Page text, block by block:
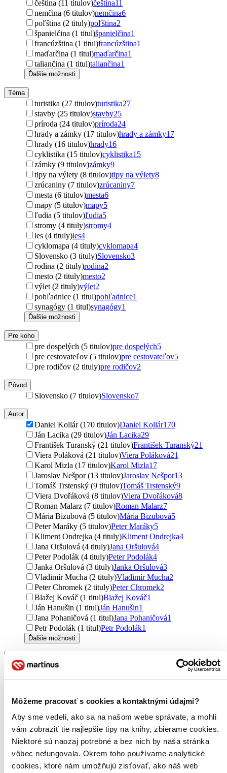
Môžeme pracovať s cookies a kontaktnými údajmi?
Aby sme vedeli, ako sa na našom webe správate, a mohli
vám zobraziť tie najlepšie tipy na knihy, zbierame cookies.
Niektoré sú naozaj potrebné a bez nich by naša stránka
vôbec nefungovala. Okrem toho používame analytické
cookies, ktoré nám umožňujú zisťovať, ako náš web
čeština (11 titulov)čeština11
nemčina (6 titulov)nemčina6
poľština (2 tituly)poľština2
španielčina (1 titul)španielčina1
francúzština (1 titul)francúzština1
maďarčina (1 titul)maďarčina1
taliančina (1 titul)taliančina1
Ďalšie možnosti
Téma
turistika (27 titulov)turistika27
stavby (25 titulov)stavby25
príroda (24 titulov)príroda24
hrady a zámky (17 titulov)hrady a zámky17
hrady (16 titulov)hrady16
cyklistika (15 titulov)cyklistika15
zámky (9 titulov)zámky9
tipy na výlety (8 titulov)tipy na výlety8
zrúcaniny (7 titulov)zrúcaniny7
mesta (6 titulov)mesta6
mapy (5 titulov)mapy5
ľudia (5 titulov)ľudia5
stromy (4 tituly)stromy4
les (4 tituly)les4
cyklomapa (4 tituly)cyklomapa4
Slovensko (3 tituly)Slovensko3
rodina (2 tituly)rodina2
mesto (2 tituly)mesto2
výlet (2 tituly)výlet2
pohľadnice (1 titul)pohľadnice1
synagógy (1 titul)synagógy1
Ďalšie možnosti
Pre koho
pre dospelých (5 titulov)pre dospelých5
pre cestovateľov (5 titulov)pre cestovateľov5
pre rodičov (2 tituly)pre rodičov2
Pôvod
Slovensko (7 titulov)Slovensko7
Autor
Daniel Kollár (170 titulov)Daniel Kollár170
Ján Lacika (29 titulov)Ján Lacika29
František Turanský (21 titulov)František Turanský21
Viera Poláková (21 titulov)Viera Poláková21
Karol Mizla (17 titulov)Karol Mizla17
Jaroslav Nešpor (13 titulov)Jaroslav Nešpor13
Tomáš Trstenský (9 titulov)Tomáš Trstenský9
Viera Dvořáková (8 titulov)Viera Dvořáková8
Roman Malarz (7 titulov)Roman Malarz7
Mária Bizubová (5 titulov)Mária Bizubová5
Peter Maráky (5 titulov)Peter Maráky5
Kliment Ondrejka (4 tituly)Kliment Ondrejka4
Jana Oršulová (4 tituly)Jana Oršulová4
Peter Podolák (4 tituly)Peter Podolák4
Janka Oršulová (3 tituly)Janka Oršulová3
Vladimír Mucha (2 tituly)Vladimír Mucha2
Peter Chromek (2 tituly)Peter Chromek2
Blažej Kováč (1 titul)Blažej Kováč1
Ján Hanušin (1 titul)Ján Hanušin1
Jana Pohaničová (1 titul)Jana Pohaničová1
Petr Podolák (1 titul)Petr Podolák1
Ďalšie možnosti
DAJAMA (153 titulov)
Akcent (9 titulov)Akcent9
Makropulos (1 titul)Makropulos1
Väzba
brožovaná väzba (106 titulov) brožovaná väzba106
pevná väzba (34 titulov)
pevná väzba
34
flexi (2 tituly) flexi
Formát